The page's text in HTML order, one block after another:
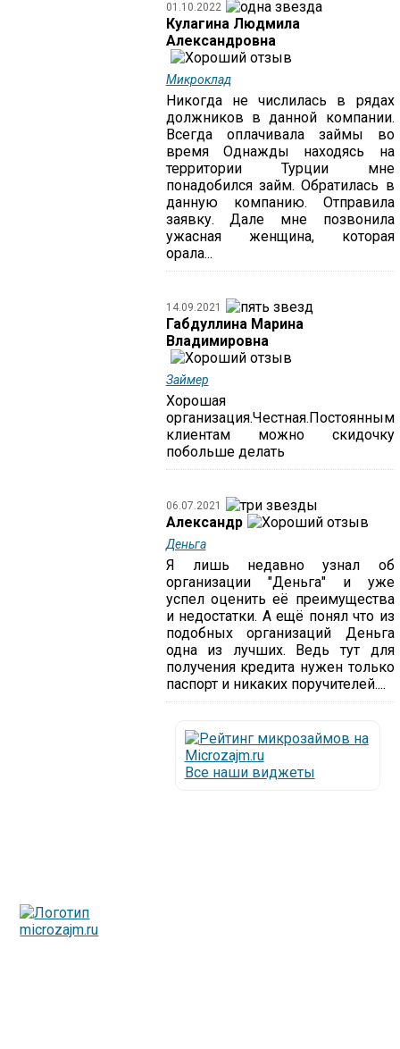
01.10.2022
Кулагина Людмила
Александровна
Микроклад
Никогда не числилась в рядах
должников в данной компании.
Всегда оплачивала займы во
время Однажды находясь на
территории Турции мне
понадобился займ. Обратилась в
данную компанию. Отправила
заявку. Дале мне позвонила
ужасная женщина, которая
орала...
14.09.2021
Габдуллина Марина
Владимировна
Займер
Хорошая
организация.Честная.Постоянным
клиентам можно скидочку
побольше делать
06.07.2021
Александр
Деньга
Я лишь недавно узнал об
организации "Деньга" и уже
успел оценить её преимущества
и недостатки. А ещё понял что из
подобных организаций Деньга
одна из лучших. Ведь тут для
получения кредита нужен только
паспорт и никаких поручителей....
Все наши виджеты